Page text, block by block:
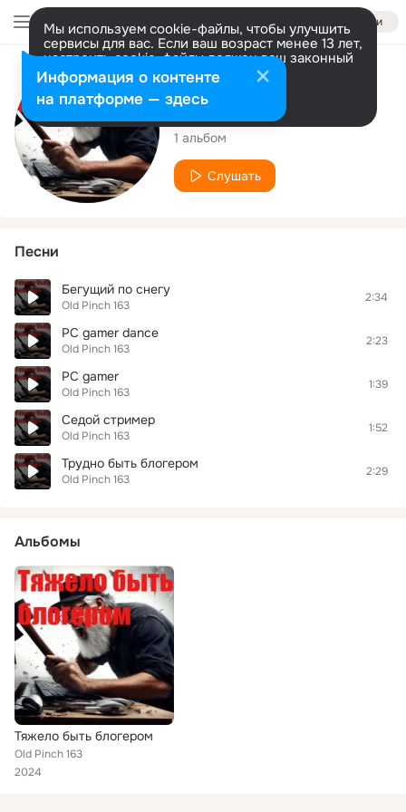
Войти
Мы используем cookie-файлы, чтобы улучшить
сервисы для вас. Если ваш возраст менее 13 лет,
настроить cookie-файлы должен ваш законный
представитель. Больше информации
Разрешить все Настроить
Исполнитель
Old Pinch 163
1 альбом
Слушать
Песни
Бегущий по снегу
Old Pinch 163
2:34
PC gamer dance
Old Pinch 163
2:23
PC gamer
Old Pinch 163
1:39
Седой стример
Old Pinch 163
1:52
Трудно быть блогером
Old Pinch 163
2:29
Альбомы
Тяжело быть блогером
Old Pinch 163
2024
Информация о контенте
на платформе — здесь